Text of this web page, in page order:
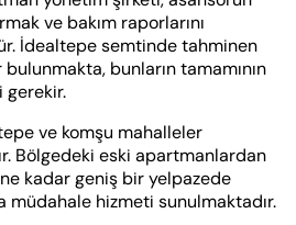
ve bakım raporlarını
İdealtepe semtinde tahminen
bunların tamamının
gerekir.
ve komşu mahalleler
Bölgedeki eski apartmanlardan
kadar geniş bir yelpazede
müdahale hizmeti sunulmaktadır.